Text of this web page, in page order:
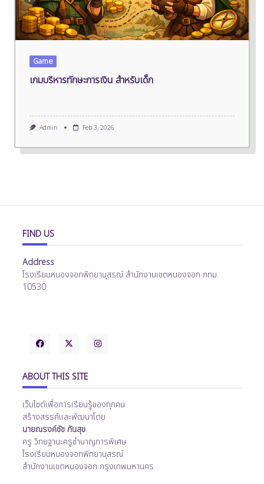
Game
เกมบริหารทักษะการเงิน สำหรับเด็ก
Admin Feb 3, 2026
FIND US
Address
โรงเรียนหนองจอกพิทยานุสรณ์ สำนักงานเขตหนองจอก กทม.
10530
ABOUT THIS SITE
เว็บไซต์เพื่อการเรียนรู้ของทุกคน
สร้างสรรค์และพัฒนาโดย
นายณรงค์ชัช กันสุข
ครู วิทยฐานะครูชำนาญการพิเศษ
โรงเรียนหนองจอกพิทยานุสรณ์
สำนักงานเขตหนองจอก กรุงเทพมหานคร